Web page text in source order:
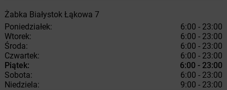
Żabka Białystok Łąkowa 7
Poniedziałek:
6:00 - 23:00
Wtorek:
6:00 - 23:00
Środa:
6:00 - 23:00
Czwartek:
6:00 - 23:00
Piątek:
6:00 - 23:00
Sobota:
6:00 - 23:00
Niedziela:
9:00 - 23:00